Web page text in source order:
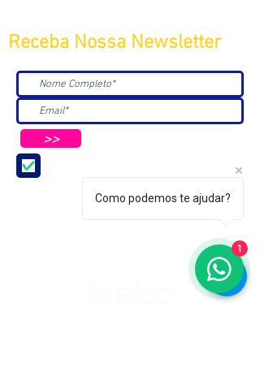
Receba Nossa Newsletter
>>
Como podemos te ajudar?
1